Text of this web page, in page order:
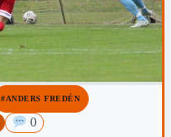
#ANDERS FREDÉN
0